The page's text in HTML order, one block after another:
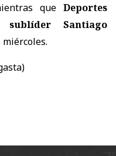
queDeportes
Santiago
miércoles.